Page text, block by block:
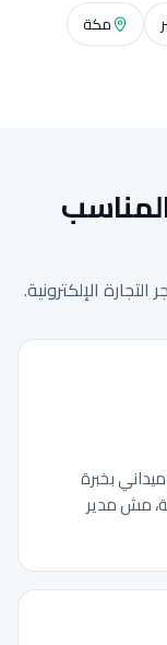
مكة
الإلكترونية.
بخبرة
مش مدير